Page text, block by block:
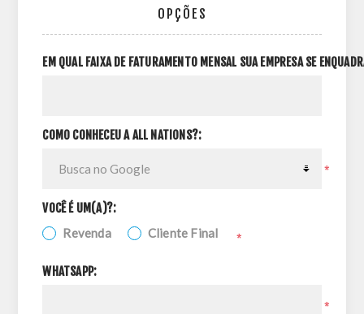
OPÇÕES
EM QUAL FAIXA DE FATURAMENTO MENSAL SUA EMPRESA SE
COMO CONHECEU A ALL NATIONS?:
*
VOCÊ É UM(A)?:
Revenda Cliente Final *
WHATSAPP:
*